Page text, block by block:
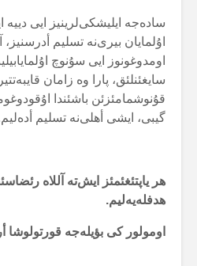
سادەجە ایلیشکی‌لرینیز ایی دییە
اۇلمایان بیری‌نە تسلیم أدرسنیز،
اومدوغونوز ایی سۇنوچ
سایغئنلئق، پارا وە زامان
قۇنوشمامئزئن باشئندا
گیبی، ایشی أهلی‌نە تسلیم
هر یاپتئغئمئز ایش‌تە آللاە
هدفلەیەلیم.
اومولور کی بؤیلەجە قورتولوشا